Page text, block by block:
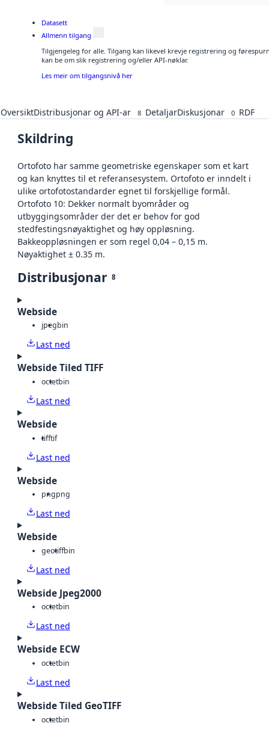
Datasett
Allmenn tilgang
Tilgjengeleg for alle. Tilgang kan likevel krevje registrering og
kan be om slik registrering og/eller API-nøklar.
Les meir om tilgangsnivå her
OversiktDistribusjonar og API-ar 8 DetaljarDiskusjonar 0 RDF
Skildring
Ortofoto har samme geometriske egenskaper som et kart
og kan knyttes til et referansesystem. Ortofoto er inndelt i
ulike ortofotostandarder egnet til forskjellige formål.
Ortofoto 10: Dekker normalt byområder og
utbyggingsområder der det er behov for god
stedfestingsnøyaktighet og høy oppløsning.
Bakkeoppløsningen er som regel 0,04 – 0,15 m.
Nøyaktighet ± 0.35 m.
Distribusjonar 8
Webside
jpegbin
Last ned
Webside Tiled TIFF
octetbin
Last ned
Webside
tifftif
Last ned
Webside
pngpng
Last ned
Webside
geotiffbin
Last ned
Webside Jpeg2000
octetbin
Last ned
Webside ECW
octetbin
Last ned
Webside Tiled GeoTIFF
octetbin